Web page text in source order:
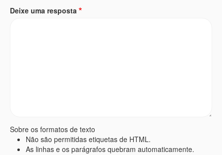
Deixe uma resposta
Sobre os formatos de texto
Não são permitidas etiquetas de HTML.
As linhas e os parágrafos quebram automaticamente.